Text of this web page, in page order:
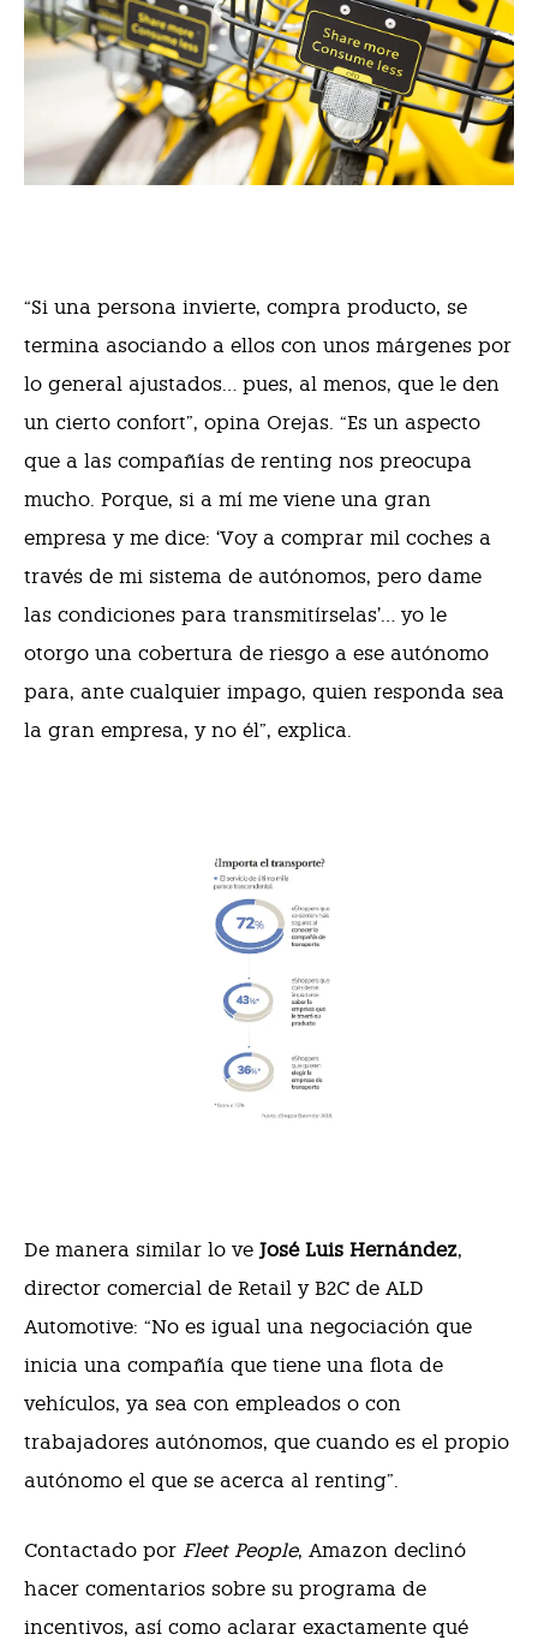
“Si una persona invierte, compra producto, se
termina asociando a ellos con unos márgenes por
lo general ajustados… pues, al menos, que le den
un cierto confort”, opina Orejas. “Es un aspecto
que a las compañías de renting nos preocupa
mucho. Porque, si a mí me viene una gran
empresa y me dice: ‘Voy a comprar mil coches a
través de mi sistema de autónomos, pero dame
las condiciones para transmitírselas’… yo le
otorgo una cobertura de riesgo a ese autónomo
para, ante cualquier impago, quien responda sea
la gran empresa, y no él”, explica.
De manera similar lo ve José Luis Hernández,
director comercial de Retail y B2C de ALD
Automotive: “No es igual una negociación que
inicia una compañía que tiene una flota de
vehículos, ya sea con empleados o con
trabajadores autónomos, que cuando es el propio
autónomo el que se acerca al renting”.
Contactado por Fleet People, Amazon declinó
hacer comentarios sobre su programa de
incentivos, así como aclarar exactamente qué